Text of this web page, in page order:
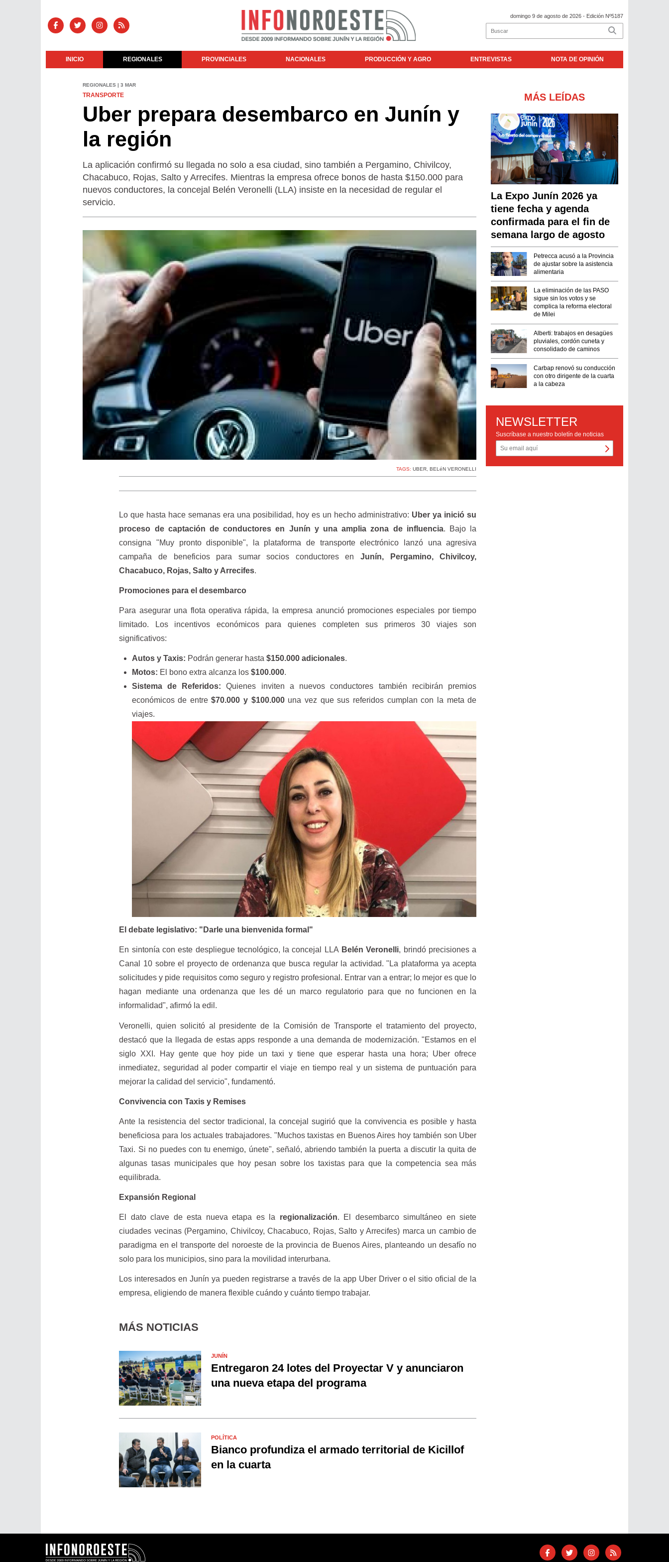
domingo 9 de agosto de 2026 - Edición Nº5187
INICIO REGIONALES PROVINCIALES NACIONALES PRODUCCIÓN Y AGRO ENTREVISTAS NOTA DE OPINIÓN
REGIONALES | 3 MAR
TRANSPORTE
Uber prepara desembarco en Junín y
la región
La aplicación confirmó su llegada no solo a esa ciudad, sino también a Pergamino, Chivilcoy,
Chacabuco, Rojas, Salto y Arrecifes. Mientras la empresa ofrece bonos de hasta $150.000 para
nuevos conductores, la concejal Belén Veronelli (LLA) insiste en la necesidad de regular el
servicio.
TAGS:UBER ,BELéN VERONELLI
Lo que hasta hace semanas era una posibilidad, hoy es un hecho administrativo: Uber ya inició su
proceso de captación de conductores en Junín y una amplia zona de influencia. Bajo la
consigna "Muy pronto disponible", la plataforma de transporte electrónico lanzó una agresiva
campaña de beneficios para sumar socios conductores enJunín, Pergamino, Chivilcoy,
Chacabuco, Rojas, Salto y Arrecifes.
Promociones para el desembarco
Para asegurar una flota operativa rápida, la empresa anunció promociones especiales por tiempo
limitado. Los incentivos económicos para quienes completen sus primeros 30 viajes son
significativos:
Autos y Taxis: Podrán generar hasta $150.000 adicionales.
Motos: El bono extra alcanza los $100.000.
Sistema de Referidos: Quienes inviten a nuevos conductores también recibirán premios
económicos de entre$70.000 y $100.000una vez que sus referidos cumplan con la meta de
viajes.
El debate legislativo: "Darle una bienvenida formal"
En sintonía con este despliegue tecnológico, la concejal LLA Belén Veronelli, brindó precisiones a
Canal 10 sobre el proyecto de ordenanza que busca regular la actividad. "La plataforma ya acepta
solicitudes y pide requisitos como seguro y registro profesional. Entrar van a entrar; lo mejor es que lo
hagan mediante una ordenanza que les dé un marco regulatorio para que no funcionen en la
informalidad", afirmó la edil.
Veronelli, quien solicitó al presidente de la Comisión de Transporte el tratamiento del proyecto,
destacó que la llegada de estas apps responde a una demanda de modernización. "Estamos en el
siglo XXI. Hay gente que hoy pide un taxi y tiene que esperar hasta una hora; Uber ofrece
inmediatez, seguridad al poder compartir el viaje en tiempo real y un sistema de puntuación para
mejorar la calidad del servicio", fundamentó.
Convivencia con Taxis y Remises
Ante la resistencia del sector tradicional, la concejal sugirió que la convivencia es posible y hasta
beneficiosa para los actuales trabajadores. "Muchos taxistas en Buenos Aires hoy también son Uber
Taxi. Si no puedes con tu enemigo, únete", señaló, abriendo también la puerta a discutir la quita de
algunas tasas municipales que hoy pesan sobre los taxistas para que la competencia sea más
equilibrada.
Expansión Regional
El dato clave de esta nueva etapa es la regionalización. El desembarco simultáneo en siete
ciudades vecinas (Pergamino, Chivilcoy, Chacabuco, Rojas, Salto y Arrecifes) marca un cambio de
paradigma en el transporte del noroeste de la provincia de Buenos Aires, planteando un desafío no
solo para los municipios, sino para la movilidad interurbana.
Los interesados en Junín ya pueden registrarse a través de la app Uber Driver o el sitio oficial de la
empresa, eligiendo de manera flexible cuándo y cuánto tiempo trabajar.
MÁS NOTICIAS
JUNÍN
Entregaron 24 lotes del Proyectar V y anunciaron
una nueva etapa del programa
POLÍTICA
Bianco profundiza el armado territorial de Kicillof
en la cuarta
MÁS LEÍDAS
La Expo Junín 2026 ya
tiene fecha y agenda
confirmada para el fin de
semana largo de agosto
Petrecca acusó a la Provincia
de ajustar sobre la asistencia
alimentaria
La eliminación de las PASO
sigue sin los votos y se
complica la reforma electoral
de Milei
Alberti: trabajos en desagües
pluviales, cordón cuneta y
consolidado de caminos
Carbap renovó su conducción
con otro dirigente de la cuarta
a la cabeza
NEWSLETTER
Suscríbase a nuestro boletín de noticias